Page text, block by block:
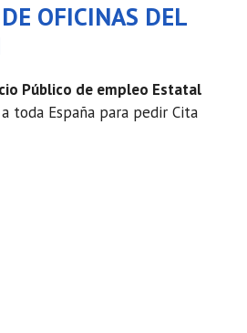
OFICINAS DEL
Público de empleo Estatal
toda España para pedir Cita